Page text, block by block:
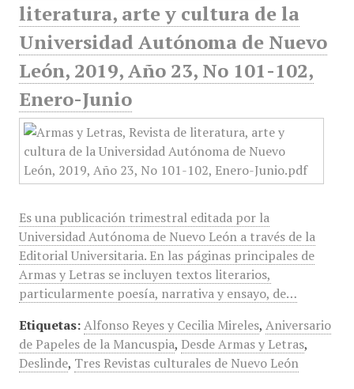
literatura, arte y cultura de la
Universidad Autónoma de Nuevo
León, 2019, Año 23, No 101-102,
Enero-Junio
Es una publicación trimestral editada por la
Universidad Autónoma de Nuevo León a través de la
Editorial Universitaria. En las páginas principales de
Armas y Letras se incluyen textos literarios,
particularmente poesía, narrativa y ensayo, de…
Etiquetas: Alfonso Reyes y Cecilia Mireles, Aniversario
de Papeles de la Mancuspia, Desde Armas y Letras,
Deslinde, Tres Revistas culturales de Nuevo León